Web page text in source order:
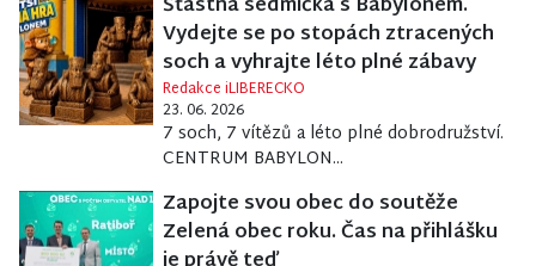
Vydejte se po stopách ztracených
soch a vyhrajte léto plné zábavy
Redakce iLIBERECKO
23. 06. 2026
7 soch, 7 vítězů a léto plné dobrodružství.
CENTRUM BABYLON...
Zapojte svou obec do soutěže
Zelená obec roku. Čas na přihlášku